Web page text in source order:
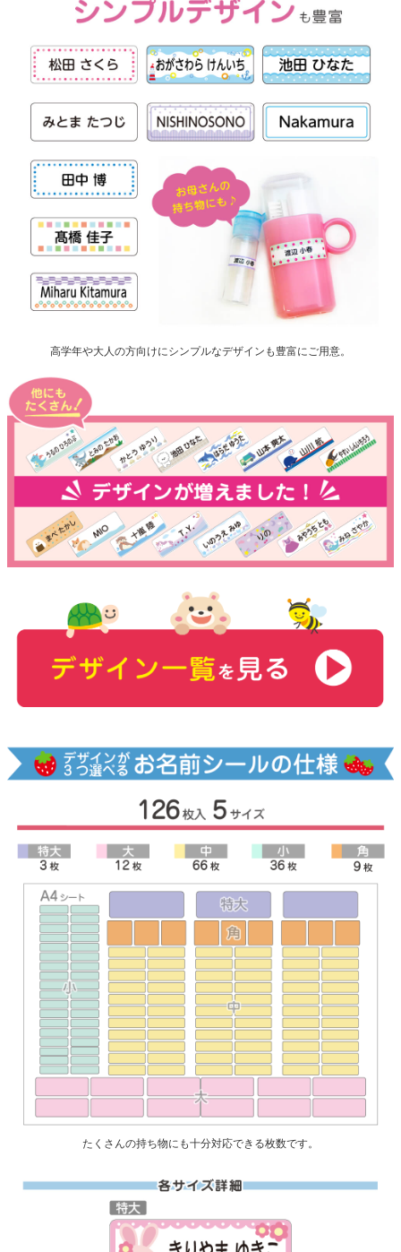
高学年や大人の方向けにシンプルなデザインも豊富にご用意。
たくさんの持ち物にも十分対応できる枚数です。